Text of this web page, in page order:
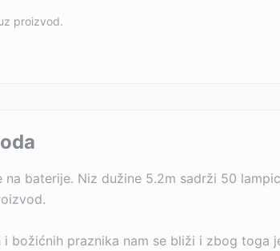
proizvod.
na baterije. Niz dužine 5.2m sadrži 50
i božićnih praznika nam se bliži i zbog